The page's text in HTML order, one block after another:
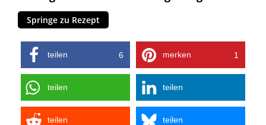
Springe zu Rezept
teilen 6 merken 1
teilen teilen
teilen teilen